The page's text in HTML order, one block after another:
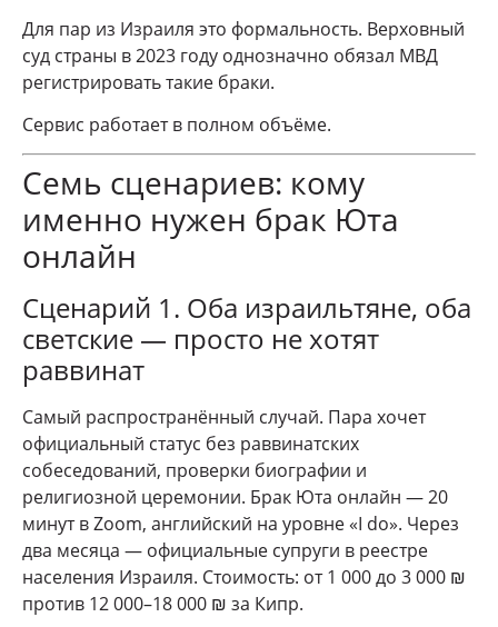
Для пар из Израиля это формальность. Верховный
суд страны в 2023 году однозначно обязал МВД
регистрировать такие браки.
Сервис работает в полном объёме.
Семь сценариев: кому
именно нужен брак Юта
онлайн
Сценарий 1. Оба израильтяне, оба
светские — просто не хотят
раввинат
Самый распространённый случай. Пара хочет
официальный статус без раввинатских
собеседований, проверки биографии и
религиозной церемонии. Брак Юта онлайн — 20
минут в Zoom, английский на уровне «I do». Через
два месяца — официальные супруги в реестре
населения Израиля. Стоимость: от 1 000 до 3 000 ₪
против 12 000–18 000 ₪ за Кипр.